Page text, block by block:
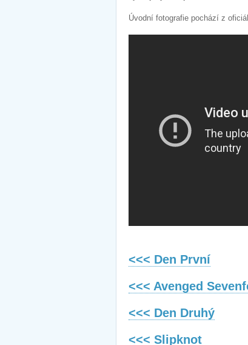
Úvodní fotografie pochází z
<<< Den První
<<< Avenged
<<< Den Druhý
<<< Slipknot